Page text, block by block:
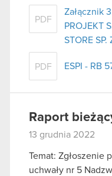
PDF
Załącznik
PROJEKT
STORE SP.
PDF ESPI - RB
Raport
13 grudnia 2022
Temat: Zgłoszenie
uchwały nr 5